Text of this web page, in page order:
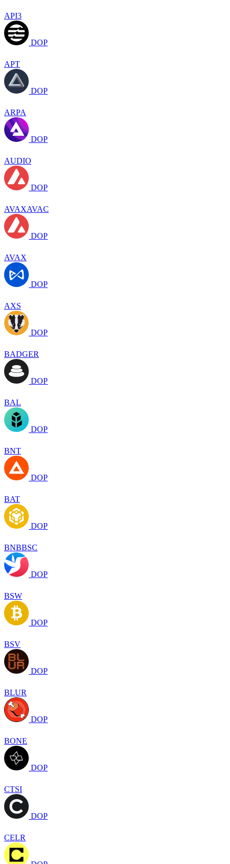
API3
DOP
APT
DOP
ARPA
DOP
AUDIO
DOP
AVAXAVAC
DOP
AVAX
DOP
AXS
DOP
BADGER
DOP
BAL
DOP
BNT
DOP
BAT
DOP
BNBBSC
DOP
BSW
DOP
BSV
DOP
BLUR
DOP
BONE
DOP
CTSI
DOP
CELR